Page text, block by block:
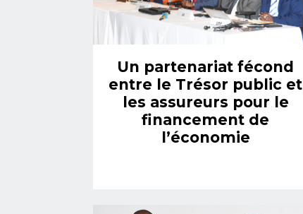
Un partenariat fécond
entre le Trésor public et
les assureurs pour le
financement de
l’économie